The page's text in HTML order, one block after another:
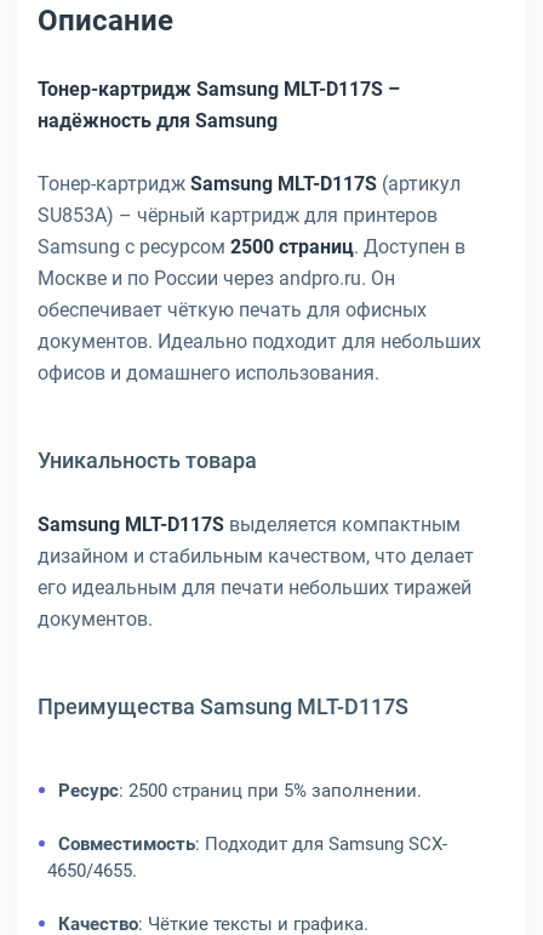
Описание
Тонер-картридж Samsung MLT-D117S –
надёжность для Samsung
Тонер-картридж Samsung MLT-D117S (артикул
SU853A) – чёрный картридж для принтеров
Samsung с ресурсом 2500 страниц. Доступен в
Москве и по России через andpro.ru. Он
обеспечивает чёткую печать для офисных
документов. Идеально подходит для небольших
офисов и домашнего использования.
Уникальность товара
Samsung MLT-D117S выделяется компактным
дизайном и стабильным качеством, что делает
его идеальным для печати небольших тиражей
документов.
Преимущества Samsung MLT-D117S
Ресурс: 2500 страниц при 5% заполнении.
Совместимость: Подходит для Samsung SCX-
4650/4655.
Качество: Чёткие тексты и графика.